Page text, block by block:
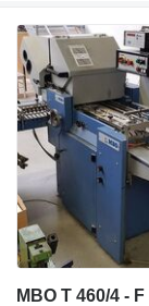
MBO T 460/4 - F